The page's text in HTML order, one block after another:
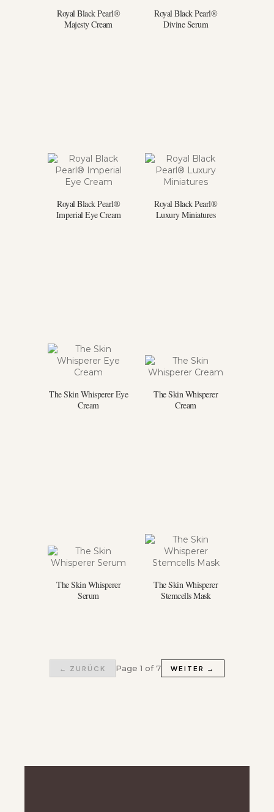
Royal Black Pearl®
Majesty Cream
Royal Black Pearl®
Divine Serum
Royal Black Pearl®
Imperial Eye Cream
Royal Black Pearl®
Luxury Miniatures
The Skin Whisperer Eye
Cream
The Skin Whisperer
Cream
The Skin Whisperer
Serum
The Skin Whisperer
Stemcells Mask
← ZURÜCK Page 1 of 7 WEITER →